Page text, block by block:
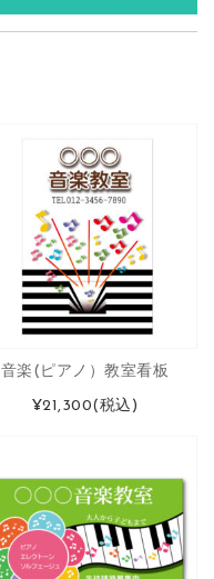
音楽(ピアノ）教室看板
¥21,300(税込)